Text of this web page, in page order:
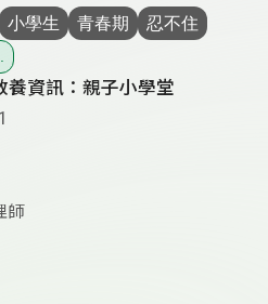
小學生 青春期
忍不住
養資訊：親子小學堂
師